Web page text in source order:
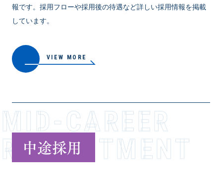
報です。採用フローや採用後の待遇など詳しい採用情報を掲載
しています。
VIEW MORE
MID-CAREER
RECR­U­I­T­M­E­N­T
中途採用